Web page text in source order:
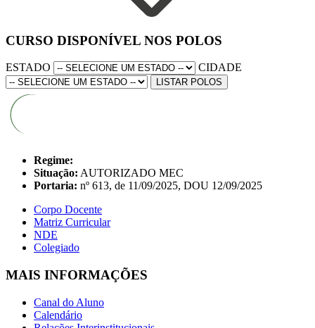
CURSO DISPONÍVEL NOS POLOS
ESTADO CIDADE
LISTAR POLOS
Regime:
Situação: AUTORIZADO MEC
Portaria: nº 613, de 11/09/2025, DOU 12/09/2025
Corpo Docente
Matriz Curricular
NDE
Colegiado
MAIS INFORMAÇÕES
Canal do Aluno
Calendário